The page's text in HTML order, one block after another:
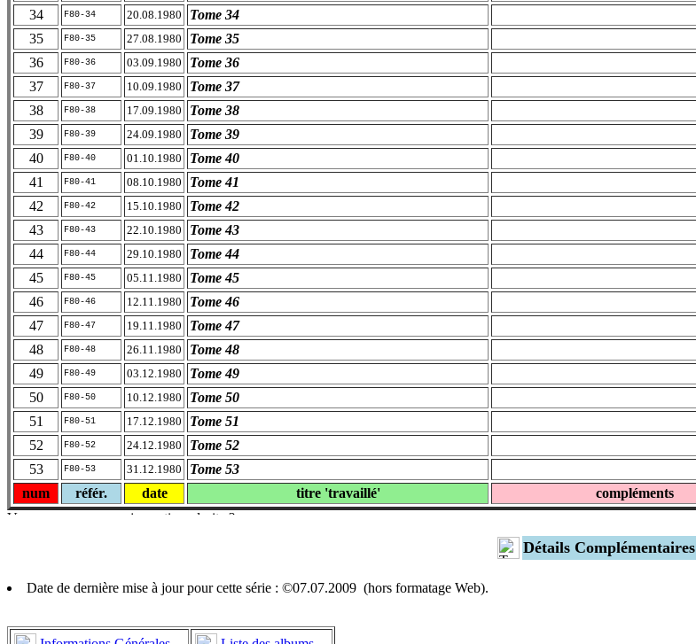
34
F80-34 20.08.1980
Tome 34
35
F80-35 27.08.1980
Tome 35
36
F80-36 03.09.1980
Tome 36
37
F80-37 10.09.1980
Tome 37
38
F80-38 17.09.1980
Tome 38
39
F80-39 24.09.1980
Tome 39
40
F80-40 01.10.1980
Tome 40
41
F80-41 08.10.1980
Tome 41
42
F80-42 15.10.1980
Tome 42
43
F80-43 22.10.1980
Tome 43
44
F80-44 29.10.1980
Tome 44
45
F80-45 05.11.1980
Tome 45
46
F80-46 12.11.1980
Tome 46
47
F80-47 19.11.1980
Tome 47
48
F80-48 26.11.1980
Tome 48
49
F80-49 03.12.1980
Tome 49
50
F80-50 10.12.1980
Tome 50
51
F80-51 17.12.1980
Tome 51
52
F80-52 24.12.1980
Tome 52
53
F80-53 31.12.1980
Tome 53
num
référ. date titre 'travaillé' compléments
Détails Complémentaires
Date de dernière mise à jour pour cette série : ©07.07.2009 (hors formatage Web).